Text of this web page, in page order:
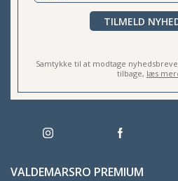
TILMELD
Samtykke til at modtage
tilbage, læs
VALDEMARSRO PREMIUM